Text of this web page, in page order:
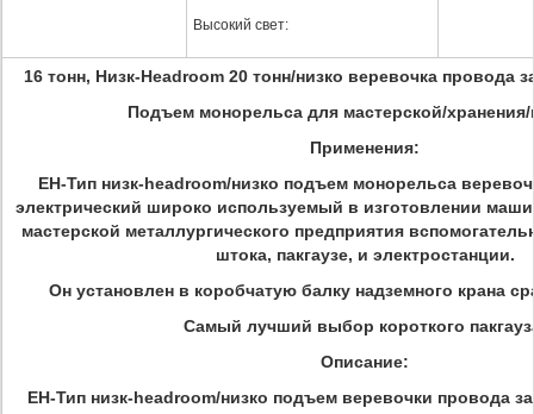
Высокий свет:
16 тонн, Низк-Headroom 20 тонн/низко веревочка провода
Подъем монорельса для мастерской/хранения/
Применения:
EH-Тип низк-headroom/низко подъем монорельса
электрический широко используемый в изготовлении
мастерской металлургического предприятия
штока, пакгаузе, и электростанции.
Он установлен в коробчатую балку надземного крана
Самый лучший выбор короткого
Описание:
EH-Тип низк-headroom/низко подъем веревочки провода